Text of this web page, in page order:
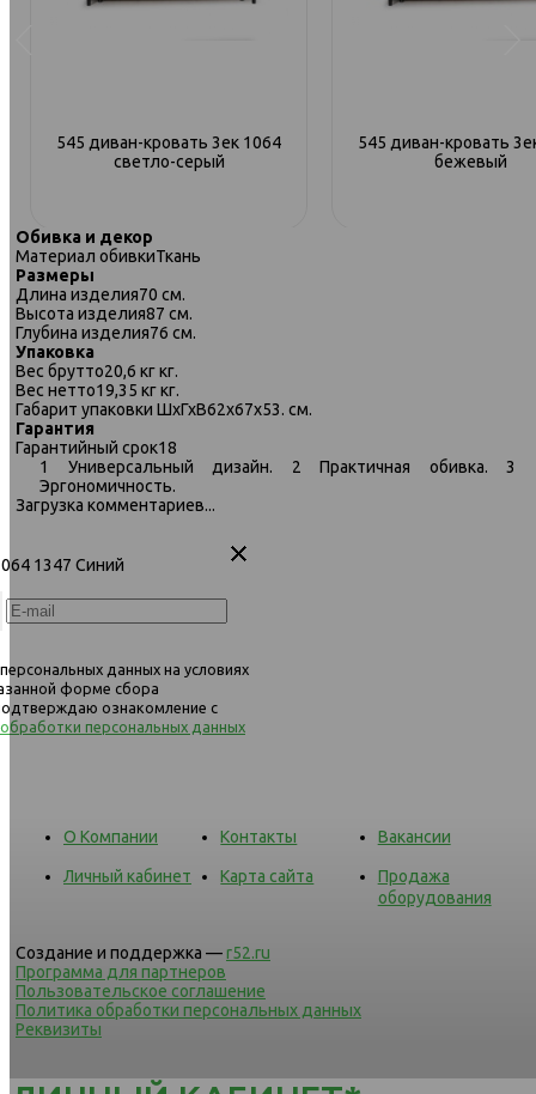
545 диван-кровать 3ек 1064
светло-серый
545 диван-кровать
бежевый
545 кресло 1х 1064 Светло-серый
Обивка и декор
Материал обивкиТкань
Размеры
Длина изделия70 см.
Высота изделия87 см.
Глубина изделия76 см.
Упаковка
Вес брутто20,6 кг кг.
Вес нетто19,35 кг кг.
Габарит упаковки ШхГхВ62х67х53. см.
Гарантия
Гарантийный срок18
1 Универсальный дизайн. 2 Практичная обивка. 3
Эргономичность.
Загрузка комментариев...
1347 Синий
данных на условиях
форме сбора
ознакомление с
персональных данных
О Компании Контакты Вакансии
Личный кабинет Карта сайта
Продажа
оборудования
Создание и поддержка —r52.ru
Программа для партнеров
Пользовательское соглашение
Политика обработки персональных данных
Реквизиты